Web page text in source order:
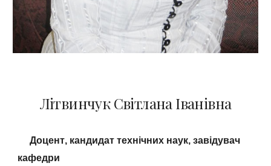
Літвинчук Світлана Іванівна
Доцент, кандидат технічних наук, завідувач
кафедри